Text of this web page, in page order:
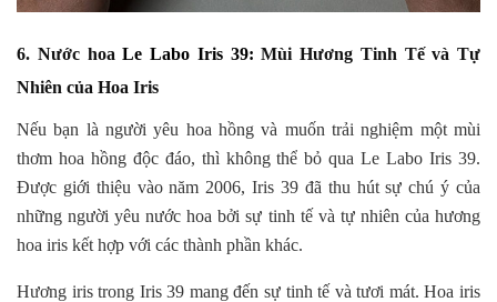
6. Nước hoaLe Labo Iris 39: Mùi Hương Tinh Tế và Tự
Nhiên của Hoa Iris
Nếu bạn là người yêu hoa hồng và muốn trải nghiệm một mùi
thơm hoa hồng độc đáo, thì không thể bỏ qua Le Labo Iris 39.
Được giới thiệu vào năm 2006, Iris 39 đã thu hút sự chú ý của
những người yêu nước hoa bởi sự tinh tế và tự nhiên của hương
hoa iris kết hợp với các thành phần khác.
Hương iris trong Iris 39 mang đến sự tinh tế và tươi mát. Hoa iris